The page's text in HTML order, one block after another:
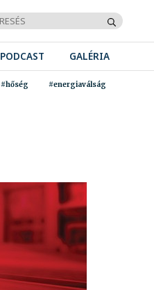
PODCAST GALÉRIA
#hőség #energiaválság